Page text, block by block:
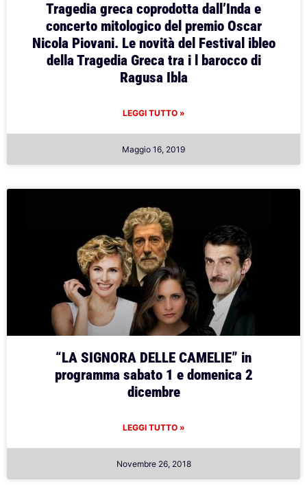
Tragedia greca coprodotta dall’Inda e
concerto mitologico del premio Oscar
Nicola Piovani. Le novità del Festival ibleo
della Tragedia Greca tra i l barocco di
Ragusa Ibla
LEGGI TUTTO »
Maggio 16, 2019
“LA SIGNORA DELLE CAMELIE” in
programma sabato 1 e domenica 2
dicembre
LEGGI TUTTO »
Novembre 26, 2018